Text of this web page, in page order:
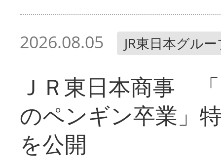
2026.08.05 JR東日本グル
ＪＲ東日本商事
のペンギン卒業」
を公開